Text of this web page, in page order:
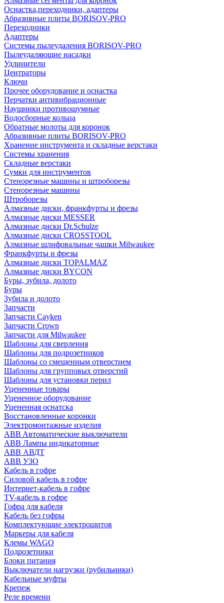
Оснастка,переходники, адаптеры
Абразивные плиты BORISOV-PRO
Переходники
Адаптеры
Системы пылеудаления BORISOV-PRO
Пылеудаляющие насадки
Удлинители
Центраторы
Ключи
Прочее оборудование и оснастка
Перчатки антивибрационные
Наушники противошумные
Водосборные кольца
Обратные молоты для коронок
Абразивные плиты BORISOV-PRO
Хранение инструмента и складные верстаки
Системы хранения
Складные верстаки
Сумки для инструментов
Стенорезные машины и штроборезы
Стенорезные машины
Штроборезы
Алмазные диски, франкфурты и фрезы
Алмазные диски MESSER
Алмазные диски Dr.Schulze
Алмазные диски CROSSTOOL
Алмазные шлифовальные чашки Milwaukee
Франкфурты и фрезы
Алмазные диски TOPALMAZ
Алмазные диски BYCON
Буры, зубила, долото
Буры
Зубила и долото
Запчасти
Запчасти Cayken
Запчасти Crown
Запчасти для Milwaukee
Шаблоны для сверления
Шаблоны для подрозетников
Шаблоны со смещенным отверстием
Шаблоны для групповых отверстий
Шаблоны для установки перил
Уцененные товары
Уцененное оборудование
Уцененная оснатска
Восстановленные коронки
Электромонтажные изделия
ABB Aвтоматические выключатели
ABB Лампы индикаторные
ABB АВДТ
ABB УЗО
Кабель в гофре
Силовой кабель в гофре
Интернет-кабель в гофре
TV-кабель в гофре
Гофра для кабеля
Кабель без гофры
Комплектующие электрощитов
Маркеры для кабеля
Клемы WAGO
Подрозетники
Блоки питания
Выключатели нагрузки (рубильники)
Кабельные муфты
Крепеж
Реле времени